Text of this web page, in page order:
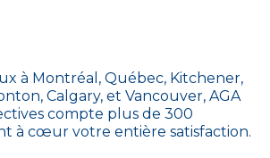
à Montréal, Québec, Kitchener,
Calgary, et Vancouver, AGA
compte plus de 300
à cœur votre entière satisfaction.